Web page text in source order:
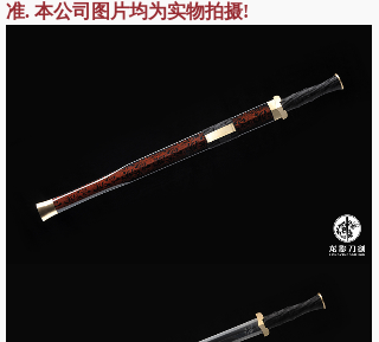
准. 本公司图片均为实物拍摄!